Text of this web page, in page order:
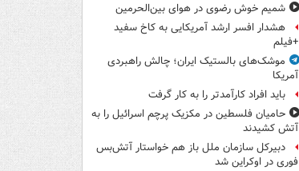
شمیم خوش رضوی در هوای بین‌الحرمین
هشدار افسر ارشد آمریکایی به کاخ سفید
+فیلم
موشک‌های بالستیک ایران؛ چالش راهبردی
آمریکا
باید افراد کارآمدتر را به کار گرفت
حامیان فلسطین در مکزیک پرچم اسرائیل را به
آتش کشیدند
دبیرکل سازمان ملل باز هم خواستار آتش‌بس
فوری در اوکراین شد